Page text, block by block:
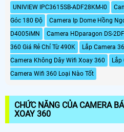
UNIVIEW IPC3615SB-ADF28KM-I0
Góc 180 Độ
Camera Ip Dome Hồng
D4005iMN
Camera HDparagon DS-
360 Giá Rẻ Chỉ Từ 490K
Lắp Camera
Camera Không Dây Wifi Xoay 360
Camera Wifi 360 Loại Nào Tốt
CHỨC NĂNG CỦA CAMERA
XOAY 360